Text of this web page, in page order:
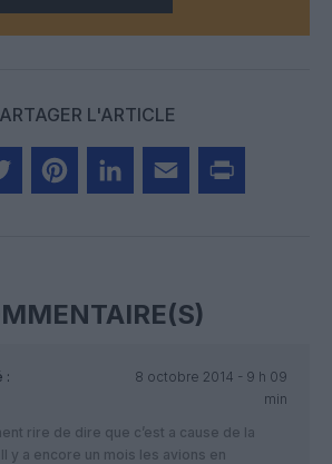
L'ARTICLE
:
8 octobre 2014 - 9 h 09
min
rire de dire que c’est a cause de la
y a encore un mois les avions en